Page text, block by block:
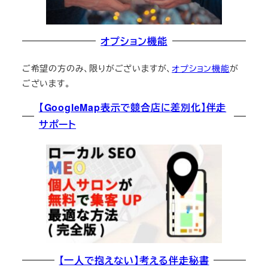
オプション機能
ご希望の方のみ、限りがございますが、オプション機能が
ございます。
【GoogleMap表示で競合店に差別化】伴走
サポート
【一人で抱えない】考える伴走秘書